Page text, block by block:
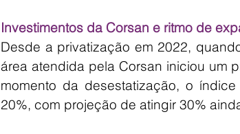
Investimentos da Corsan e ritmo de
Desde a privatização em 2022,
área atendida pela Corsan iniciou um
momento da desestatização, o
20%, com projeção de atingir 30%